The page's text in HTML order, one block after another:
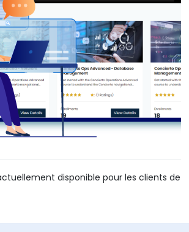
disponible pour les clients de